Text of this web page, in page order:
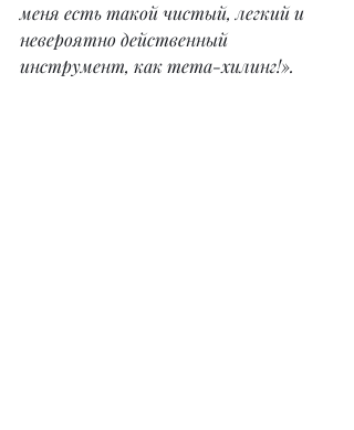
меня есть такой чистый, легкий и
невероятно действенный
инструмент, как тета-хилинг!».